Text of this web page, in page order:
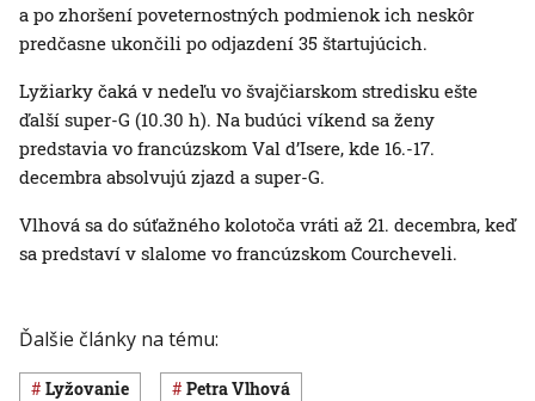
a po zhoršení poveternostných podmienok ich neskôr
predčasne ukončili po odjazdení 35 štartujúcich.
Lyžiarky čaká v nedeľu vo švajčiarskom stredisku ešte
ďalší super-G (10.30 h). Na budúci víkend sa ženy
predstavia vo francúzskom Val d’Isere, kde 16.-17.
decembra absolvujú zjazd a super-G.
Vlhová sa do súťažného kolotoča vráti až 21. decembra, keď
sa predstaví v slalome vo francúzskom Courcheveli.
Ďalšie články na tému:
Lyžovanie Petra Vlhová